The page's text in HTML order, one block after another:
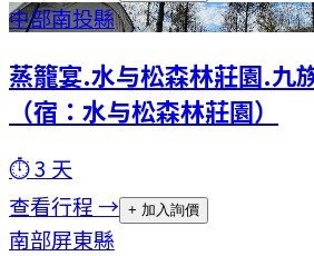
中部南投縣
蒸籠宴.水与松森林莊園.九
（宿：水与松森林莊園）
⏱3 天
查看行程 → + 加入詢價
南部屏東縣